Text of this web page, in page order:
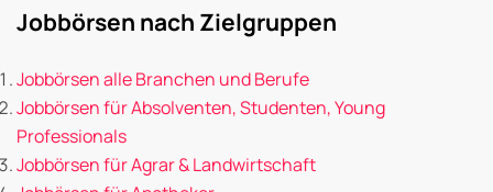
Jobbörsen nach Zielgruppen
Jobbörsen alle Branchen und Berufe
Jobbörsen für Absolventen, Studenten, Young
Professionals
Jobbörsen für Agrar & Landwirtschaft